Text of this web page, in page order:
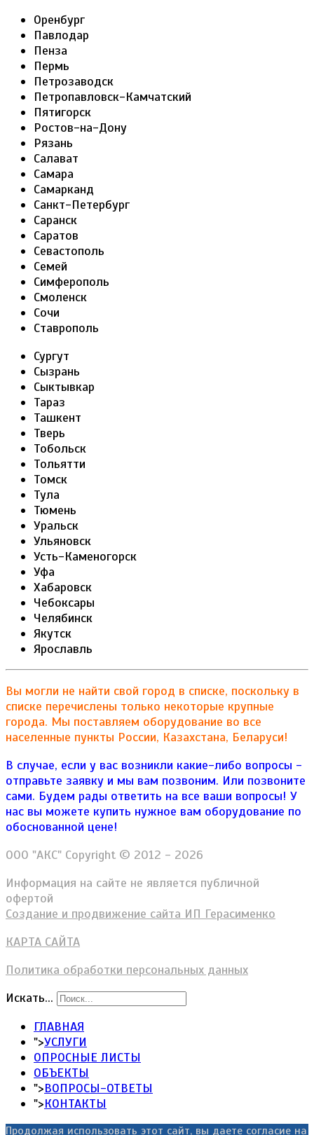
Оренбург
Павлодар
Пенза
Пермь
Петрозаводск
Петропавловск-Камчатский
Пятигорск
Ростов-на-Дону
Рязань
Салават
Самара
Самарканд
Санкт-Петербург
Саранск
Саратов
Севастополь
Семей
Симферополь
Смоленск
Сочи
Ставрополь
Сургут
Сызрань
Сыктывкар
Тараз
Ташкент
Тверь
Тобольск
Тольятти
Томск
Тула
Тюмень
Уральск
Ульяновск
Усть-Каменогорск
Уфа
Хабаровск
Чебоксары
Челябинск
Якутск
Ярославль
Вы могли не найти свой город в списке, поскольку в
списке перечислены только некоторые крупные
города. Мы поставляем оборудование во все
населенные пункты России, Казахстана, Беларуси!
В случае, если у вас возникли какие-либо вопросы -
отправьте заявку и мы вам позвоним. Или позвоните
сами. Будем рады ответить на все ваши вопросы! У
нас вы можете купить нужное вам оборудование по
обоснованной цене!
ООО "АКС" Copyright © 2012 - 2026
Информация на сайте не является публичной
офертой
Создание и продвижение сайта ИП Герасименко
КАРТА САЙТА
Политика обработки персональных данных
Искать...
ГЛАВНАЯ
">УСЛУГИ
ОПРОСНЫЕ ЛИСТЫ
ОБЪЕКТЫ
">ВОПРОСЫ-ОТВЕТЫ
">КОНТАКТЫ
Продолжая использовать этот сайт, вы даете согласие на